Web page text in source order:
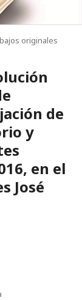
originales
de
y
en el
José